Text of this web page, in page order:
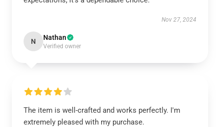
Nov 27, 2024
N Nathan
Verified owner
The item is well-crafted and works perfectly. I'm
extremely pleased with my purchase.